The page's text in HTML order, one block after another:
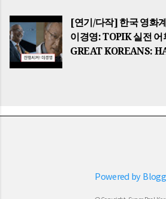
The founding
serves as a spiritual
this ...
goes beyond
it is rooted in the
resource security
Korea relies
[연기/다작] 한국 영화
이경영: TOPIK 실전
GREAT KOREANS:
일부입니다. 🎬 "진행
아이콘'입니다. 그는
출연하며 독보적인 압
Powered by